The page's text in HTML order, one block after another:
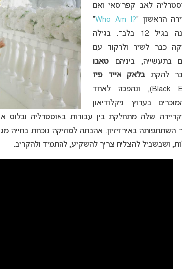
לאב קפריסאי ואם
הראשון “?Who Am I
”
כתבה והלחינה בגיל 12 בלבד. בגילה
כבר לשיר ולרקוד עם
בתעשייה, ביניהם טאבו
בלאק אייד פיז
(Black Eyed Peas), ונהפכה לאחד
בערוץ ניקלודיאון
שלה מתחלקת בין עבודות באוסטרליה ובלוס
השתתפותה באירוויזיון. אהבתה למוזיקה נוכחת בחייה
ושבשביל להצליח צריך להשקיע, להתמיד ולהקריב.